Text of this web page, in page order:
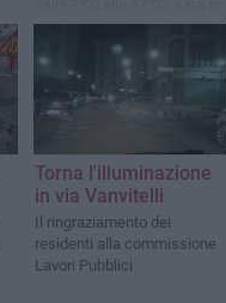
vigore il divieto di sosta con
rimozione forzata
Torna l'illuminazione
in via Vanvitelli
Il ringraziamento dei
residenti alla commissione
Lavori Pubblici